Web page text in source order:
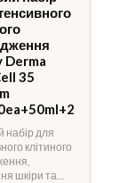
Derma
35
набір для
клітиного
шкіри та…